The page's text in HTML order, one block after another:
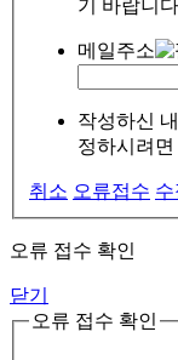
기 바랍니
메일주소
작성하신
정하시려
취소 오류접수 수
오류 접수 확인
닫기
오류 접수 확인